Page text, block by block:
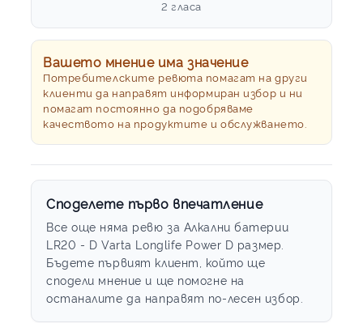
2 гласа
Вашето мнение има значение
Потребителските ревюта помагат на други
клиенти да направят информиран избор и ни
помагат постоянно да подобряваме
качеството на продуктите и обслужването.
Споделете първо впечатление
Все още няма ревю за Алкални батерии
LR20 - D Varta Longlife Power D размер.
Бъдете първият клиент, който ще
сподели мнение и ще помогне на
останалите да направят по-лесен избор.